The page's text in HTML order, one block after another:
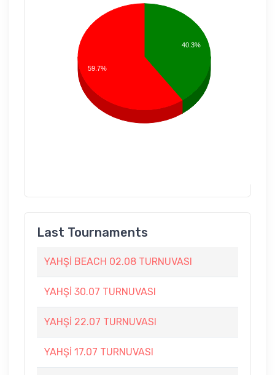
40.3%
59.7%
Last Tournaments
YAHŞİ BEACH 02.08 TURNUVASI
YAHŞİ 30.07 TURNUVASI
YAHŞİ 22.07 TURNUVASI
YAHŞİ 17.07 TURNUVASI